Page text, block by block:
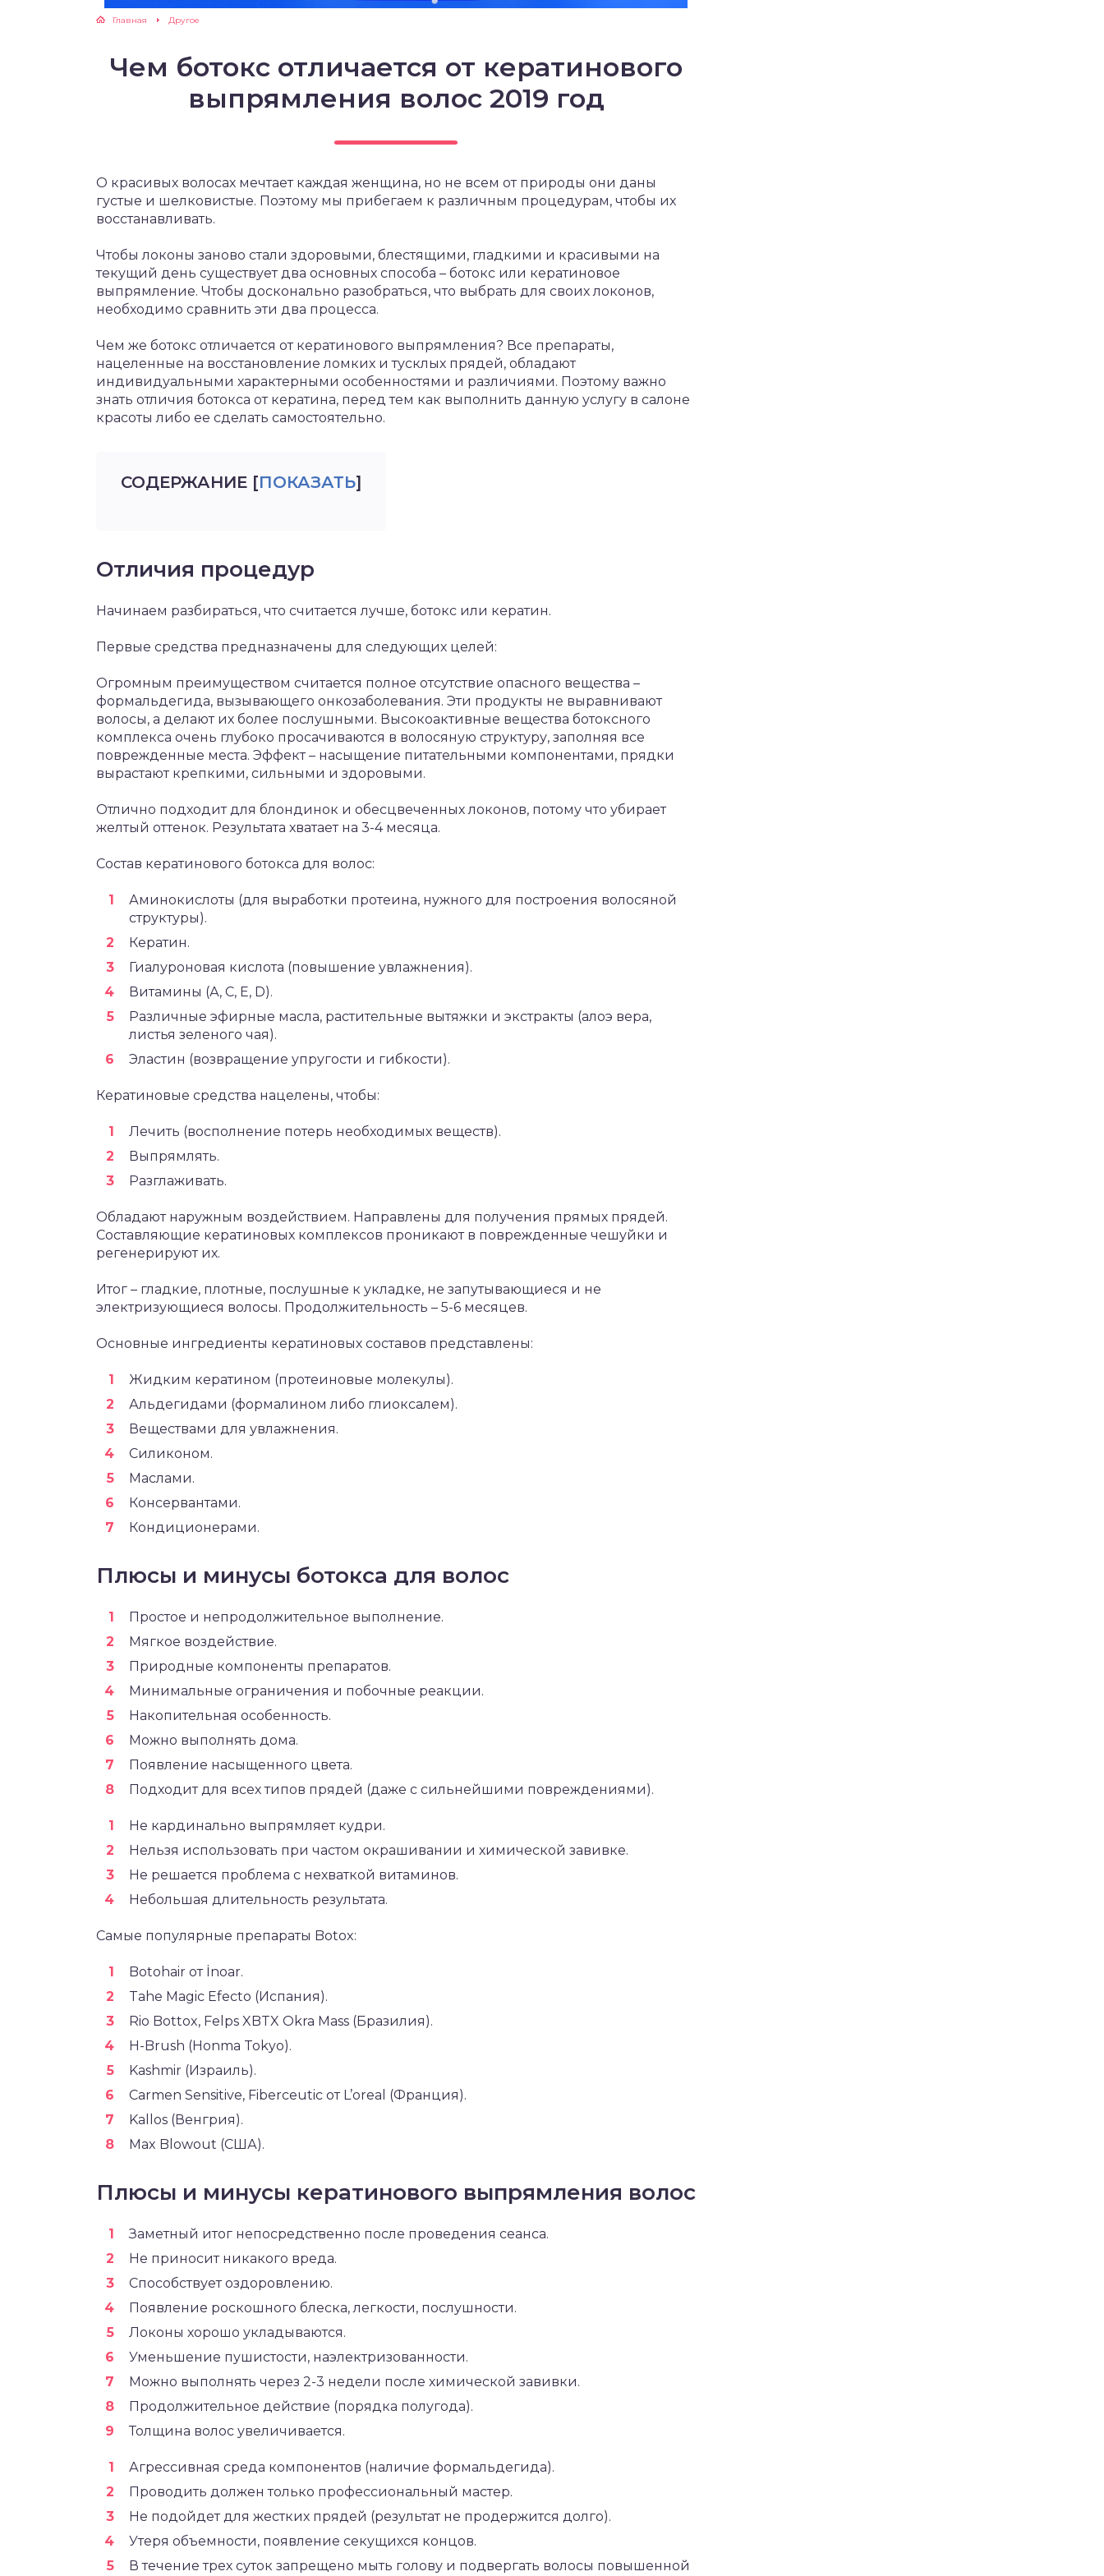
Главная Другое
Чем ботокс отличается от кератинового
выпрямления волос 2019 год
О красивых волосах мечтает каждая женщина, но не всем от природы они даны
густые и шелковистые. Поэтому мы прибегаем к различным процедурам, чтобы их
восстанавливать.
Чтобы локоны заново стали здоровыми, блестящими, гладкими и красивыми на
текущий день существует два основных способа – ботокс или кератиновое
выпрямление. Чтобы досконально разобраться, что выбрать для своих локонов,
необходимо сравнить эти два процесса.
Чем же ботокс отличается от кератинового выпрямления? Все препараты,
нацеленные на восстановление ломких и тусклых прядей, обладают
индивидуальными характерными особенностями и различиями. Поэтому важно
знать отличия ботокса от кератина, перед тем как выполнить данную услугу в салоне
красоты либо ее сделать самостоятельно.
СОДЕРЖАНИЕ [ПОКАЗАТЬ]
Отличия процедур
Начинаем разбираться, что считается лучше, ботокс или кератин.
Первые средства предназначены для следующих целей:
Огромным преимуществом считается полное отсутствие опасного вещества –
формальдегида, вызывающего онкозаболевания. Эти продукты не выравнивают
волосы, а делают их более послушными. Высокоактивные вещества ботоксного
комплекса очень глубоко просачиваются в волосяную структуру, заполняя все
поврежденные места. Эффект – насыщение питательными компонентами, прядки
вырастают крепкими, сильными и здоровыми.
Отлично подходит для блондинок и обесцвеченных локонов, потому что убирает
желтый оттенок. Результата хватает на 3-4 месяца.
Состав кератинового ботокса для волос:
Аминокислоты (для выработки протеина, нужного для построения волосяной
структуры).
Кератин.
Гиалуроновая кислота (повышение увлажнения).
Витамины (А, С, Е, D).
Различные эфирные масла, растительные вытяжки и экстракты (алоэ вера,
листья зеленого чая).
Эластин (возвращение упругости и гибкости).
Кератиновые средства нацелены, чтобы:
Лечить (восполнение потерь необходимых веществ).
Выпрямлять.
Разглаживать.
Обладают наружным воздействием. Направлены для получения прямых прядей.
Составляющие кератиновых комплексов проникают в поврежденные чешуйки и
регенерируют их.
Итог – гладкие, плотные, послушные к укладке, не запутывающиеся и не
электризующиеся волосы. Продолжительность – 5-6 месяцев.
Основные ингредиенты кератиновых составов представлены:
Жидким кератином (протеиновые молекулы).
Альдегидами (формалином либо глиоксалем).
Веществами для увлажнения.
Силиконом.
Маслами.
Консервантами.
Кондиционерами.
Плюсы и минусы ботокса для волос
Простое и непродолжительное выполнение.
Мягкое воздействие.
Природные компоненты препаратов.
Минимальные ограничения и побочные реакции.
Накопительная особенность.
Можно выполнять дома.
Появление насыщенного цвета.
Подходит для всех типов прядей (даже с сильнейшими повреждениями).
Не кардинально выпрямляет кудри.
Нельзя использовать при частом окрашивании и химической завивке.
Не решается проблема с нехваткой витаминов.
Небольшая длительность результата.
Самые популярные препараты Botox:
Botohair от İnoar.
Tahe Magic Efecto (Испания).
Rio Bottox, Felps XBTX Okra Mass (Бразилия).
H-Brush (Honma Tokyo).
Kashmir (Израиль).
Carmen Sensitive, Fiberceutic от L’oreal (Франция).
Kallos (Венгрия).
Max Blowout (США).
Плюсы и минусы кератинового выпрямления волос
Заметный итог непосредственно после проведения сеанса.
Не приносит никакого вреда.
Способствует оздоровлению.
Появление роскошного блеска, легкости, послушности.
Локоны хорошо укладываются.
Уменьшение пушистости, наэлектризованности.
Можно выполнять через 2-3 недели после химической завивки.
Продолжительное действие (порядка полугода).
Толщина волос увеличивается.
Агрессивная среда компонентов (наличие формальдегида).
Проводить должен только профессиональный мастер.
Не подойдет для жестких прядей (результат не продержится долго).
Утеря объемности, появление секущихся концов.
В течение трех суток запрещено мыть голову и подвергать волосы повышенной